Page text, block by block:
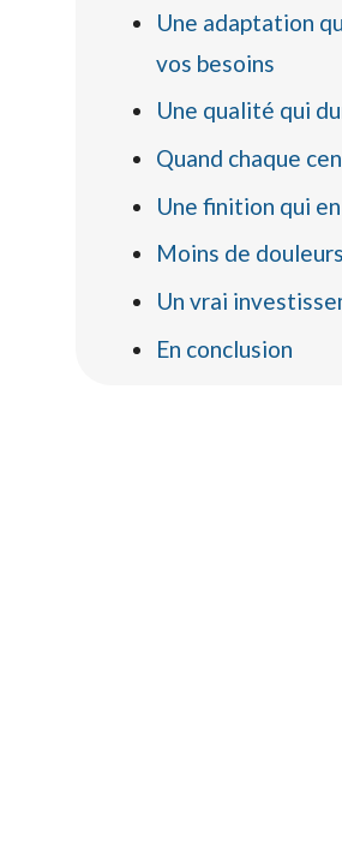
Une adaptation
vos besoins
Une qualité qui
Quand chaque
Une finition qui
Moins de
Un vrai
En conclusion